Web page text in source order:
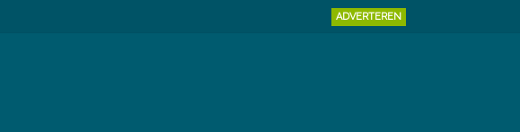
ADVERTEREN